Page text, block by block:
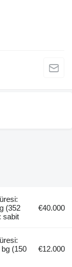
(352
sabit
€40.000
(150
€12.000